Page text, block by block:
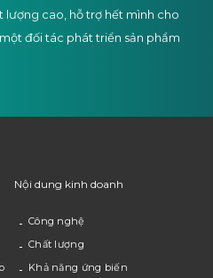
cao, hỗ trợ hết mình cho
đối tác phát triển sản phẩm
Nội dung kinh doanh
Công nghệ
Chất lượng
Khả năng ứng biến